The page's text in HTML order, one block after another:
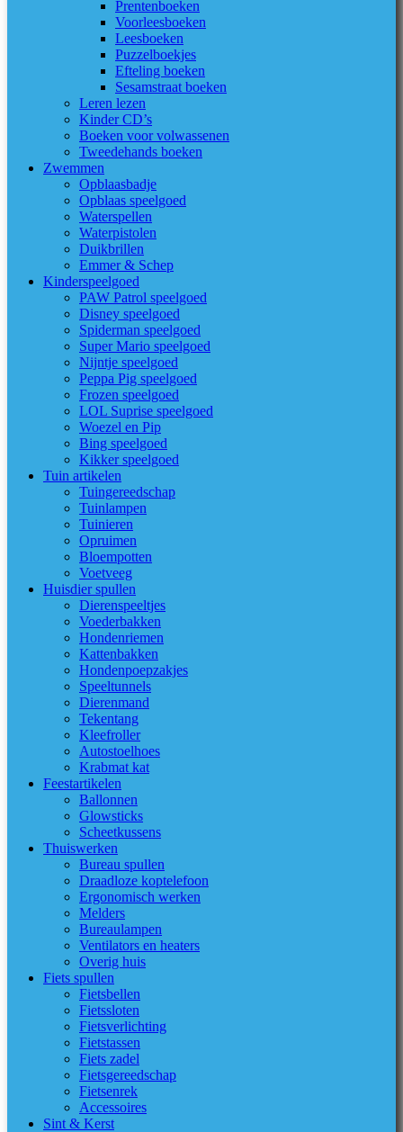
Prentenboeken
Voorleesboeken
Leesboeken
Puzzelboekjes
Efteling boeken
Sesamstraat boeken
Leren lezen
Kinder CD’s
Boeken voor volwassenen
Tweedehands boeken
Zwemmen
Opblaasbadje
Opblaas speelgoed
Waterspellen
Waterpistolen
Duikbrillen
Emmer & Schep
Kinderspeelgoed
PAW Patrol speelgoed
Disney speelgoed
Spiderman speelgoed
Super Mario speelgoed
Nijntje speelgoed
Peppa Pig speelgoed
Frozen speelgoed
LOL Suprise speelgoed
Woezel en Pip
Bing speelgoed
Kikker speelgoed
Tuin artikelen
Tuingereedschap
Tuinlampen
Tuinieren
Opruimen
Bloempotten
Voetveeg
Huisdier spullen
Dierenspeeltjes
Voederbakken
Hondenriemen
Kattenbakken
Hondenpoepzakjes
Speeltunnels
Dierenmand
Tekentang
Kleefroller
Autostoelhoes
Krabmat kat
Feestartikelen
Ballonnen
Glowsticks
Scheetkussens
Thuiswerken
Bureau spullen
Draadloze koptelefoon
Ergonomisch werken
Melders
Bureaulampen
Ventilators en heaters
Overig huis
Fiets spullen
Fietsbellen
Fietssloten
Fietsverlichting
Fietstassen
Fiets zadel
Fietsgereedschap
Fietsenrek
Accessoires
Sint & Kerst